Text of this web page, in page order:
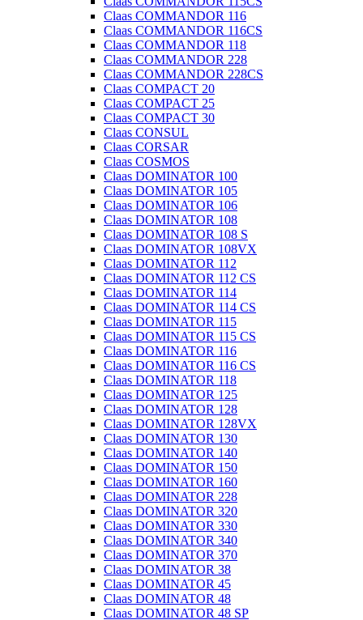
Claas COMMANDOR 116
Claas COMMANDOR 116CS
Claas COMMANDOR 118
Claas COMMANDOR 228
Claas COMMANDOR 228CS
Claas COMPACT 20
Claas COMPACT 25
Claas COMPACT 30
Claas CONSUL
Claas CORSAR
Claas COSMOS
Claas DOMINATOR 100
Claas DOMINATOR 105
Claas DOMINATOR 106
Claas DOMINATOR 108
Claas DOMINATOR 108 S
Claas DOMINATOR 108VX
Claas DOMINATOR 112
Claas DOMINATOR 112 CS
Claas DOMINATOR 114
Claas DOMINATOR 114 CS
Claas DOMINATOR 115
Claas DOMINATOR 115 CS
Claas DOMINATOR 116
Claas DOMINATOR 116 CS
Claas DOMINATOR 118
Claas DOMINATOR 125
Claas DOMINATOR 128
Claas DOMINATOR 128VX
Claas DOMINATOR 130
Claas DOMINATOR 140
Claas DOMINATOR 150
Claas DOMINATOR 160
Claas DOMINATOR 228
Claas DOMINATOR 320
Claas DOMINATOR 330
Claas DOMINATOR 340
Claas DOMINATOR 370
Claas DOMINATOR 38
Claas DOMINATOR 45
Claas DOMINATOR 48
Claas DOMINATOR 48 SP